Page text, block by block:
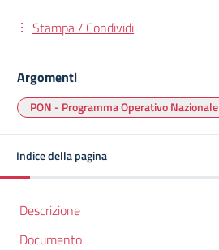
Stampa / Condividi
Argomenti
PON - Programma Operativo Nazionale
Indice della pagina
Descrizione
Documento